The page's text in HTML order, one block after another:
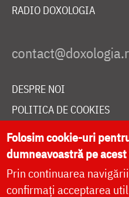
RADIO DOXOLOGIA
DESPRE NOI
POLITICA DE COOKIES
DONEAZĂ ONLINE
LIVE
Folosim cookie-uri
dumneavoastră pe
Prin continuarea
confirmați acceptarea